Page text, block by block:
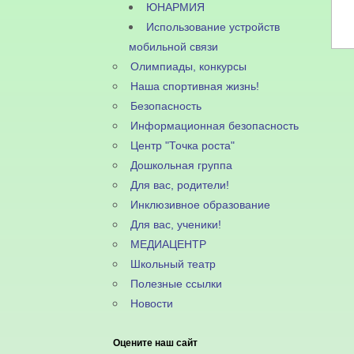
ЮНАРМИЯ
Использование устройств
мобильной связи
Олимпиады, конкурсы
Наша спортивная жизнь!
Безопасность
Информационная безопасность
Центр "Точка роста"
Дошкольная группа
Для вас, родители!
Инклюзивное образование
Для вас, ученики!
МЕДИАЦЕНТР
Школьный театр
Полезные ссылки
Новости
Оцените наш сайт